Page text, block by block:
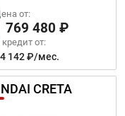
от:
769 480 ₽
кредит от:
142 ₽/мес.
CRETA